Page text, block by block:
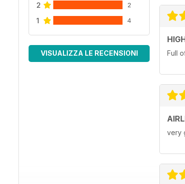
2 2
1 4
VISUALIZZA LE RECENSIONI Full
very